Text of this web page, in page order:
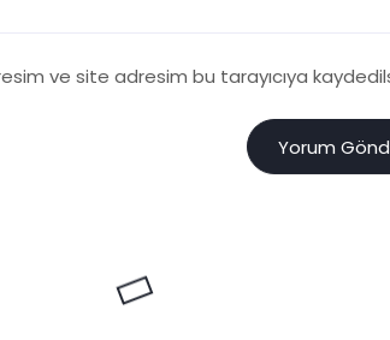
ve site adresim bu tarayıcıya